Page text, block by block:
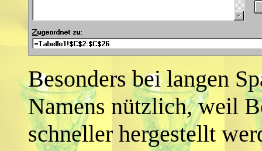
Besonders bei langen
Namens nützlich, weil
schneller hergestellt